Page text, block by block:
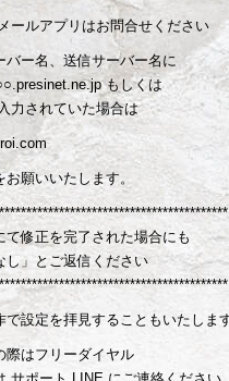
ールアプリはお問合せください
バー名、送信サーバー名に
もしくは
力されていた場合は
お願いいたします。
て修正を完了された場合にも
し」とご返信ください
で設定を拝見することもいたしま
際はフリーダイヤル